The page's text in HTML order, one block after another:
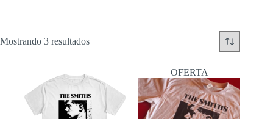
Mostrando 3 resultadosOrdenado
OFERTA